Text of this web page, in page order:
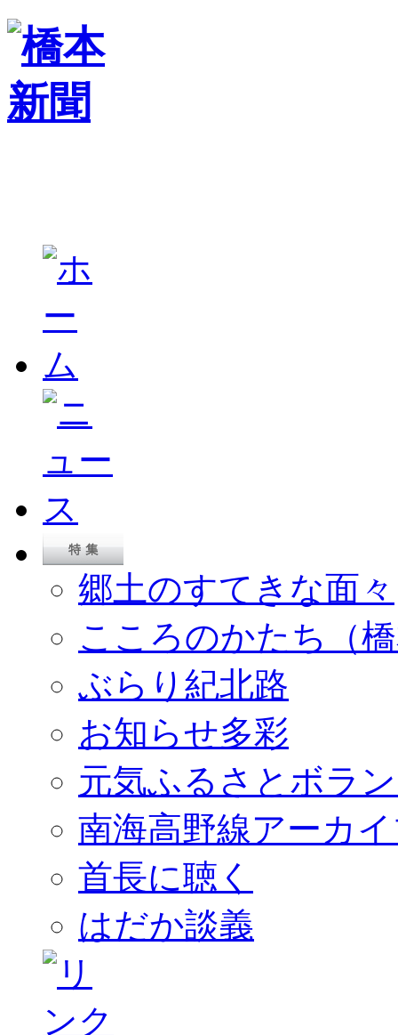
郷土のすてきな面々
こころのかたち（
ぶらり紀北路
お知らせ多彩
元気ふるさとボラ
南海高野線アーカ
首長に聴く
はだか談義